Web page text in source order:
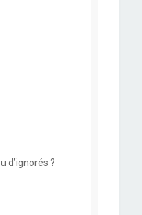
d’ignorés ?